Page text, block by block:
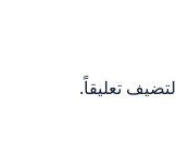
لتضيف تعليقاً.